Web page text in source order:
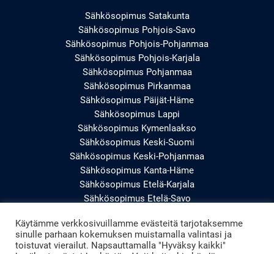
Sähkösopimus Satakunta
Sähkösopimus Pohjois-Savo
Sähkösopimus Pohjois-Pohjanmaa
Sähkösopimus Pohjois-Karjala
Sähkösopimus Pohjanmaa
Sähkösopimus Pirkanmaa
Sähkösopimus Päijät-Häme
Sähkösopimus Lappi
Sähkösopimus Kymenlaakso
Sähkösopimus Keski-Suomi
Sähkösopimus Keski-Pohjanmaa
Sähkösopimus Kanta-Häme
Sähkösopimus Etelä-Karjala
Sähkösopimus Etelä-Savo
Sähkösopimus Uusimaa
Sähkösopimus Varsinais-Suomi
Käytämme verkkosivuillamme evästeitä tarjotaksemme
sinulle parhaan kokemuksen muistamalla valintasi ja
toistuvat vierailut. Napsauttamalla "Hyväksy kaikki"